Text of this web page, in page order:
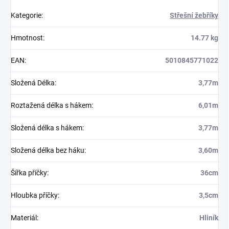
Kategorie: Střešní žebříky
Hmotnost: 14.77 kg
EAN: 5010845771022
Složená Délka: 3,77m
Roztažená délka s hákem: 6,01m
Složená délka s hákem: 3,77m
Složená délka bez háku: 3,60m
Šířka příčky: 36cm
Hloubka příčky: 3,5cm
Materiál : Hliník